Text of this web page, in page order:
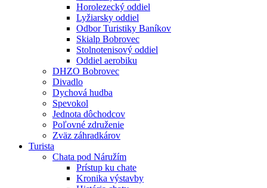
Horolezecký oddiel
Lyžiarsky oddiel
Odbor Turistiky Baníkov
Skialp Bobrovec
Stolnotenisový oddiel
Oddiel aerobiku
DHZO Bobrovec
Divadlo
Dychová hudba
Spevokol
Jednota dôchodcov
Poľovné združenie
Zväz záhradkárov
Turista
Chata pod Náružím
Prístup ku chate
Kronika výstavby